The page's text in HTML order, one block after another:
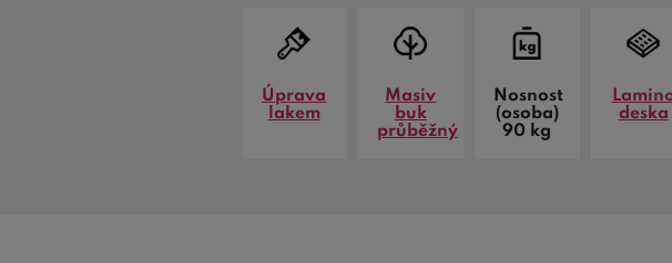
Úprava
lakem
Masiv
buk
průběžný
Nosnost
(osoba)
90 kg
deska